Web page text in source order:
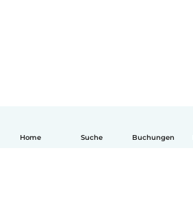
Home Suche Buchungen